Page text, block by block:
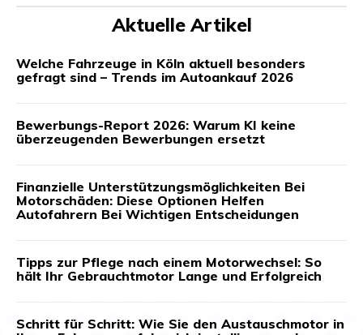
Aktuelle Artikel
Welche Fahrzeuge in Köln aktuell besonders
gefragt sind – Trends im Autoankauf 2026
Bewerbungs-Report 2026: Warum KI keine
überzeugenden Bewerbungen ersetzt
Finanzielle Unterstützungsmöglichkeiten Bei
Motorschäden: Diese Optionen Helfen
Autofahrern Bei Wichtigen Entscheidungen
Tipps zur Pflege nach einem Motorwechsel: So
hält Ihr Gebrauchtmotor Lange und Erfolgreich
Schritt für Schritt: Wie Sie den Austauschmotor in